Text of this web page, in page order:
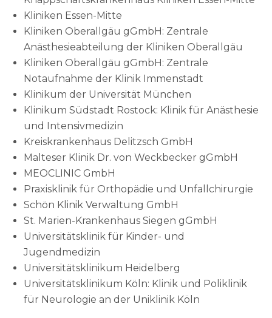
Kliniken Essen-Mitte
Kliniken Oberallgäu gGmbH: Zentrale
Anästhesieabteilung der Kliniken Oberallgäu
Kliniken Oberallgäu gGmbH: Zentrale
Notaufnahme der Klinik Immenstadt
Klinikum der Universität München
Klinikum Südstadt Rostock: Klinik für Anästhesie
und Intensivmedizin
Kreiskrankenhaus Delitzsch GmbH
Malteser Klinik Dr. von Weckbecker gGmbH
MEOCLINIC GmbH
Praxisklinik für Orthopädie und Unfallchirurgie
Schön Klinik Verwaltung GmbH
St. Marien-Krankenhaus Siegen gGmbH
Universitätsklinik für Kinder- und
Jugendmedizin
Universitätsklinikum Heidelberg
Universitätsklinikum Köln: Klinik und Poliklinik
für Neurologie an der Uniklinik Köln